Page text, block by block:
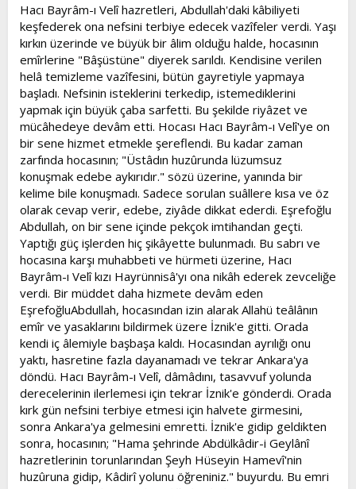
Hacı Bayrâm-ı Velî hazretleri, Abdullah'daki kâbiliyeti
keşfederek ona nefsini terbiye edecek vazîfeler verdi. Yaşı
kırkın üzerinde ve büyük bir âlim olduğu halde, hocasının
emîrlerine "Bâşüstüne" diyerek sarıldı. Kendisine verilen
helâ temizleme vazîfesini, bütün gayretiyle yapmaya
başladı. Nefsinin isteklerini terkedip, istemediklerini
yapmak için büyük çaba sarfetti. Bu şekilde riyâzet ve
mücâhedeye devâm etti. Hocası Hacı Bayrâm-ı Velî'ye on
bir sene hizmet etmekle şereflendi. Bu kadar zaman
zarfında hocasının; "Üstâdın huzûrunda lüzumsuz
konuşmak edebe aykırıdır." sözü üzerine, yanında bir
kelime bile konuşmadı. Sadece sorulan suâllere kısa ve öz
olarak cevap verir, edebe, ziyâde dikkat ederdi. Eşrefoğlu
Abdullah, on bir sene içinde pekçok imtihandan geçti.
Yaptığı güç işlerden hiç şikâyette bulunmadı. Bu sabrı ve
hocasına karşı muhabbeti ve hürmeti üzerine, Hacı
Bayrâm-ı Velî kızı Hayrünnisâ'yı ona nikâh ederek zevceliğe
verdi. Bir müddet daha hizmete devâm eden
EşrefoğluAbdullah, hocasından izin alarak Allahü teâlânın
emîr ve yasaklarını bildirmek üzere İznik'e gitti. Orada
kendi iç âlemiyle başbaşa kaldı. Hocasından ayrılığı onu
yaktı, hasretine fazla dayanamadı ve tekrar Ankara'ya
döndü. Hacı Bayrâm-ı Velî, dâmâdını, tasavvuf yolunda
derecelerinin ilerlemesi için tekrar İznik'e gönderdi. Orada
kırk gün nefsini terbiye etmesi için halvete girmesini,
sonra Ankara'ya gelmesini emretti. İznik'e gidip geldikten
sonra, hocasının; "Hama şehrinde Abdülkâdir-i Geylânî
hazretlerinin torunlarından Şeyh Hüseyin Hamevî'nin
huzûruna gidip, Kâdirî yolunu öğreniniz." buyurdu. Bu emri